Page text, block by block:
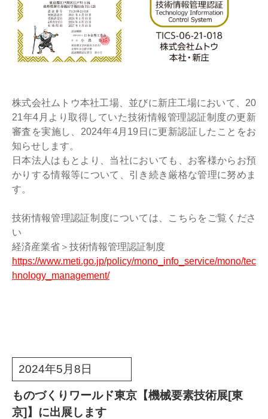
株式会社ムトウ本社工場、並びに新庄工場において、20
21年4月より取得していた技術情報管理認証制度の更新
審査を実施し、2024年4月19日に更新認証したことをお
知らせします。
日本法人はもとより、当社においても、お客様からお預
かりする情報等について、引き続き厳格な管理に努めま
す。
技術情報管理認証制度については、こちらをご覧くださ
い
経済産業省＞技術情報管理認証制度
https://www.meti.go.jp/policy/mono_info_service/mono/tec
hnology_management/
2024年5月8日
ものづくりワールド東京【機械要素技術展[東
京]】に出展します